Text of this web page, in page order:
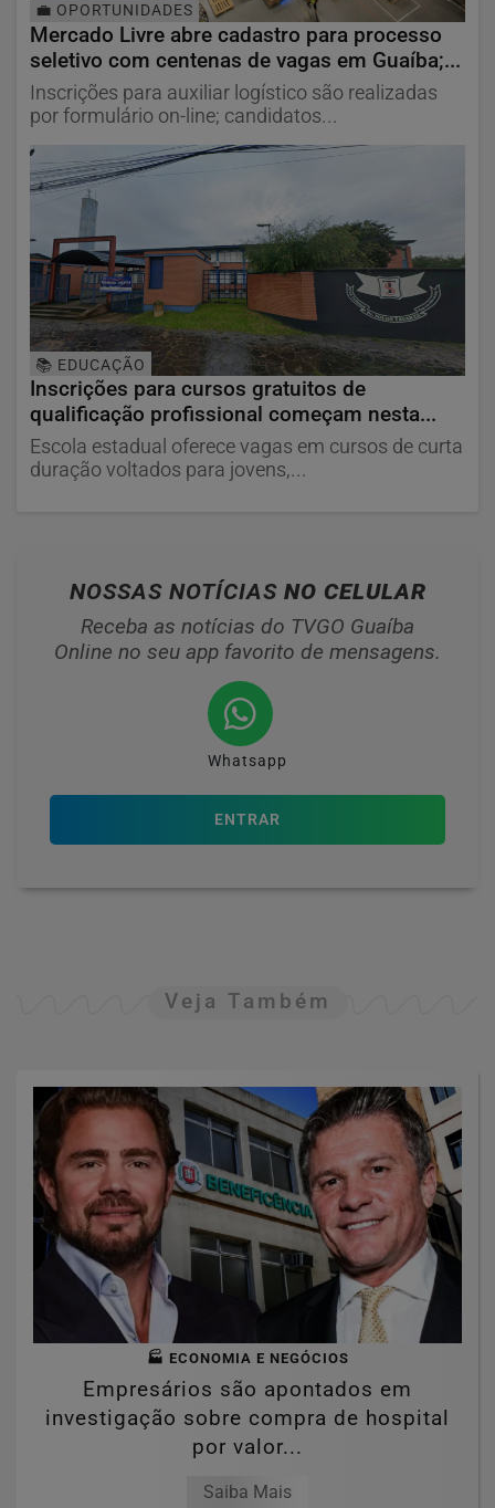
💼 OPORTUNIDADES
Mercado Livre abre cadastro para processo
seletivo com centenas de vagas em Guaíba;...
Inscrições para auxiliar logístico são realizadas
por formulário on-line; candidatos...
📚 EDUCAÇÃO
Inscrições para cursos gratuitos de
qualificação profissional começam nesta...
Escola estadual oferece vagas em cursos de curta
duração voltados para jovens,...
NOSSAS NOTÍCIAS NO CELULAR
Receba as notícias do TVGO Guaíba
Online no seu app favorito de mensagens.
Whatsapp
ENTRAR
Veja Também
🏭 ECONOMIA E NEGÓCIOS
Empresários são apontados em
investigação sobre compra de hospital
por valor...
Saiba Mais